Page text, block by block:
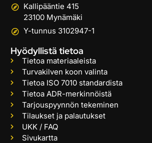
Kallipääntie 415
23100 Mynämäki
Y-tunnus 3102947-1
Hyödyllistä tietoa
Tietoa materiaaleista
Turvakilven koon valinta
Tietoa ISO 7010 standardista
Tietoa ADR-merkinnöistä
Tarjouspyynnön tekeminen
Tilaukset ja palautukset
UKK / FAQ
Sivukartta